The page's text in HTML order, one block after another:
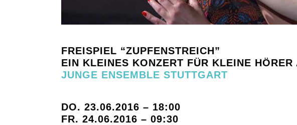
FREISPIEL “ZUPFENSTREICH”
EIN KLEINES KONZERT FÜR KLEINE
JUNGE ENSEMBLE STUTTGART
DO. 23.06.2016 – 18:00
FR. 24.06.2016 – 09:30